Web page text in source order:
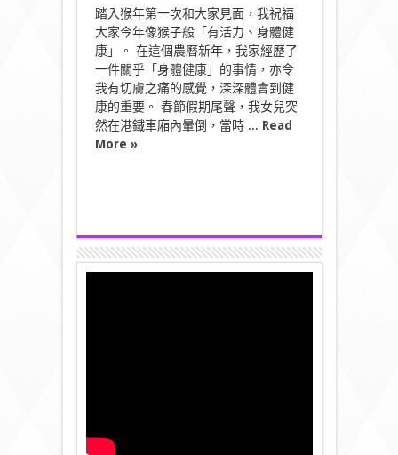
踏入猴年第一次和大家見面，我祝福
大家今年像猴子般「有活力、身體健
康」。 在這個農曆新年，我家經歷了
一件關乎「身體健康」的事情，亦令
我有切膚之痛的感覺，深深體會到健
康的重要。 春節假期尾聲，我女兒突
然在港鐵車廂內暈倒，當時 ... Read
More »